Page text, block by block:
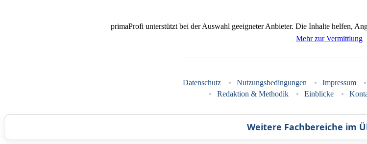
primaProfi unterstützt bei der Auswahl geeigneter Anbieter. Die Inhalte helfen,
Mehr zur Vermittlung
Datenschutz Nutzungsbedingungen Impressum
Redaktion & Methodik
Einblicke
Weitere Fachbereiche im